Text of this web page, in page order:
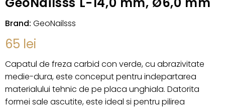
Brand: GeoNailsss
65 lei
Capatul de freza carbid con verde, cu abrazivitate
medie-dura, este conceput pentru indepartarea
materialului tehnic de pe placa unghiala. Datorita
formei sale ascutite, este ideal si pentru pilirea